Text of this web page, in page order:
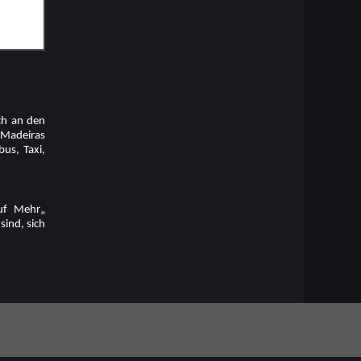
an den
Taxi,
Mehr„
sich